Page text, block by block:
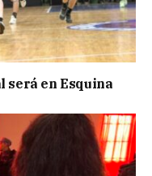
será en Esquina